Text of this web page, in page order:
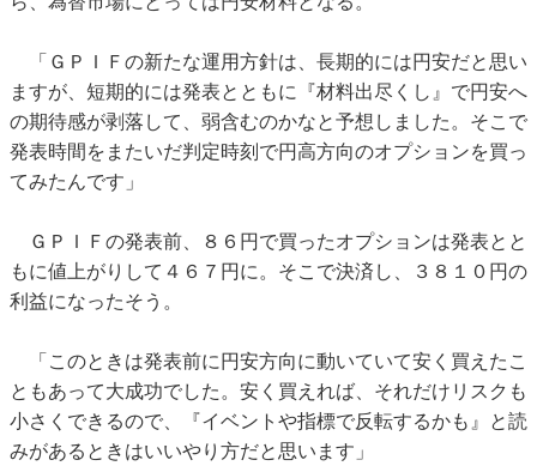
「ＧＰＩＦの新たな運用方針は、長期的には円安だと思い
ますが、短期的には発表とともに『材料出尽くし』で円安へ
の期待感が剥落して、弱含むのかなと予想しました。そこで
発表時間をまたいだ判定時刻で円高方向のオプションを買っ
てみたんです」
ＧＰＩＦの発表前、８６円で買ったオプションは発表とと
もに値上がりして４６７円に。そこで決済し、３８１０円の
利益になったそう。
「このときは発表前に円安方向に動いていて安く買えたこ
ともあって大成功でした。安く買えれば、それだけリスクも
小さくできるので、『イベントや指標で反転するかも』と読
みがあるときはいいやり方だと思います」